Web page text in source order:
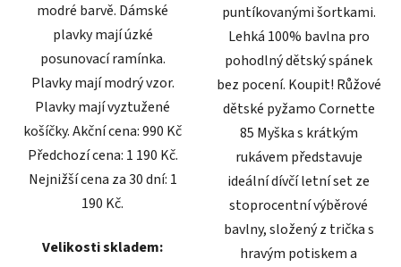
modré barvě. Dámské
plavky mají úzké
posunovací ramínka.
Plavky mají modrý vzor.
Plavky mají vyztužené
košíčky. Akční cena: 990 Kč
Předchozí cena: 1 190 Kč.
Nejnižší cena za 30 dní: 1
190 Kč.
Velikosti skladem:
puntíkovanými šortkami.
Lehká 100% bavlna pro
pohodlný dětský spánek
bez pocení. Koupit! Růžové
dětské pyžamo Cornette
85 Myška s krátkým
rukávem představuje
ideální dívčí letní set ze
stoprocentní výběrové
bavlny, složený z trička s
hravým potiskem a